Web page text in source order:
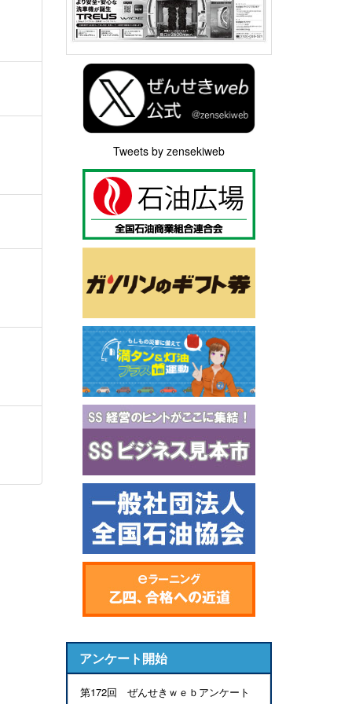
Tweets by zensekiweb
アンケート開始
第172回 ぜんせきｗｅｂアンケート